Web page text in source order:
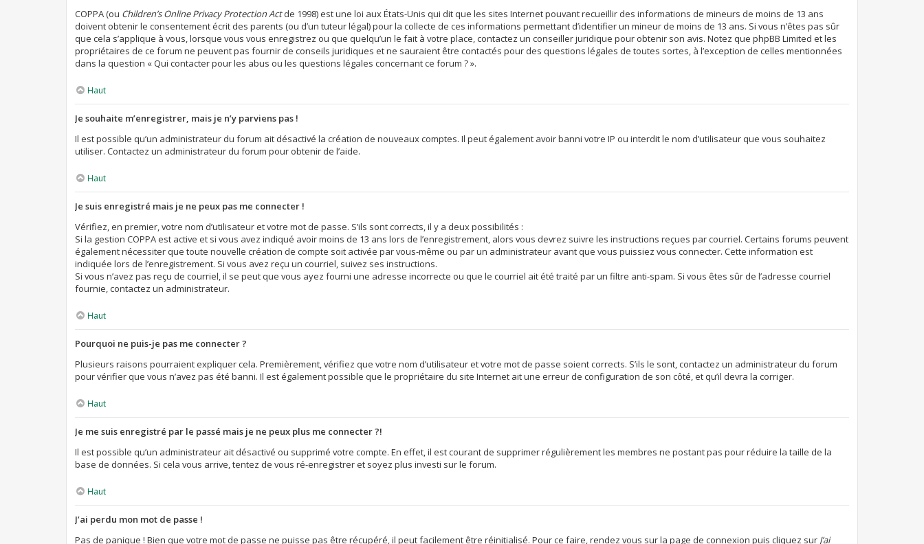
COPPA (ou Children’s Online Privacy Protection Actde 1998) est une loi aux États-Unis qui dit que les sites Internet pouvant recueillir des informations de mineurs de moins de 13 ans
doivent obtenir le consentement écrit des parents (ou d’un tuteur légal) pour la collecte de ces informations permettant d’identifier un mineur de moins de 13 ans. Si vous n’êtes pas sûr
que cela s’applique à vous, lorsque vous vous enregistrez ou que quelqu’un le fait à votre place, contactez un conseiller juridique pour obtenir son avis. Notez que phpBB Limited et les
propriétaires de ce forum ne peuvent pas fournir de conseils juridiques et ne sauraient être contactés pour des questions légales de toutes sortes, à l’exception de celles mentionnées
dans la question « Qui contacter pour les abus ou les questions légales concernant ce forum ? ».
Haut
Je souhaite m’enregistrer, mais je n’y parviens pas !
Il est possible qu’un administrateur du forum ait désactivé la création de nouveaux comptes. Il peut également avoir banni votre IP ou interdit le nom d’utilisateur que vous souhaitez
utiliser. Contactez un administrateur du forum pour obtenir de l’aide.
Haut
Je suis enregistré mais je ne peux pas me connecter !
Vérifiez, en premier, votre nom d’utilisateur et votre mot de passe. S’ils sont corrects, il y a deux possibilités :
Si la gestion COPPA est active et si vous avez indiqué avoir moins de 13 ans lors de l’enregistrement, alors vous devrez suivre les instructions reçues par courriel. Certains forums peuvent
également nécessiter que toute nouvelle création de compte soit activée par vous-même ou par un administrateur avant que vous puissiez vous connecter. Cette information est
indiquée lors de l’enregistrement. Si vous avez reçu un courriel, suivez ses instructions.
Si vous n’avez pas reçu de courriel, il se peut que vous ayez fourni une adresse incorrecte ou que le courriel ait été traité par un filtre anti-spam. Si vous êtes sûr de l’adresse courriel
fournie, contactez un administrateur.
Haut
Pourquoi ne puis-je pas me connecter ?
Plusieurs raisons pourraient expliquer cela. Premièrement, vérifiez que votre nom d’utilisateur et votre mot de passe soient corrects. S’ils le sont, contactez un administrateur du forum
pour vérifier que vous n’avez pas été banni. Il est également possible que le propriétaire du site Internet ait une erreur de configuration de son côté, et qu’il devra la corriger.
Haut
Je me suis enregistré par le passé mais je ne peux plus me connecter ?!
Il est possible qu’un administrateur ait désactivé ou supprimé votre compte. En effet, il est courant de supprimer régulièrement les membres ne postant pas pour réduire la taille de la
base de données. Si cela vous arrive, tentez de vous ré-enregistrer et soyez plus investi sur le forum.
Haut
J’ai perdu mon mot de passe !
Pas de panique ! Bien que votre mot de passe ne puisse pas être récupéré, il peut facilement être réinitialisé. Pour ce faire, rendez vous sur la page de connexion puis cliquez sur J’ai